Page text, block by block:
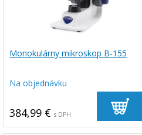
Monokulárny mikroskop B-155
Na objednávku
384,99 € s DPH